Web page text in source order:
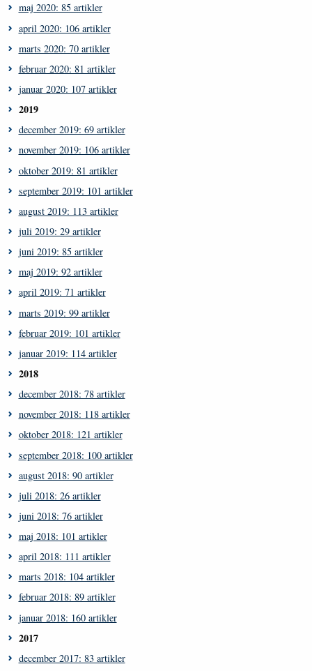
maj 2020: 85 artikler
april 2020: 106 artikler
marts 2020: 70 artikler
februar 2020: 81 artikler
januar 2020: 107 artikler
2019
december 2019: 69 artikler
november 2019: 106 artikler
oktober 2019: 81 artikler
september 2019: 101 artikler
august 2019: 113 artikler
juli 2019: 29 artikler
juni 2019: 85 artikler
maj 2019: 92 artikler
april 2019: 71 artikler
marts 2019: 99 artikler
februar 2019: 101 artikler
januar 2019: 114 artikler
2018
december 2018: 78 artikler
november 2018: 118 artikler
oktober 2018: 121 artikler
september 2018: 100 artikler
august 2018: 90 artikler
juli 2018: 26 artikler
juni 2018: 76 artikler
maj 2018: 101 artikler
april 2018: 111 artikler
marts 2018: 104 artikler
februar 2018: 89 artikler
januar 2018: 160 artikler
2017
december 2017: 83 artikler